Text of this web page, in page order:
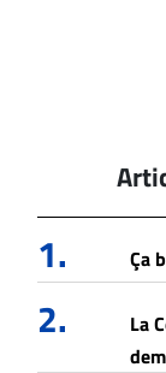
1. Ça
2.
La